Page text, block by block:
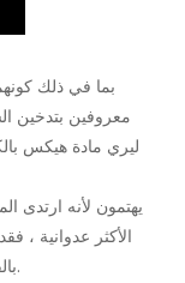
معروفين بتدخين
ليري مادة هيكس
بالفعل في اجتذاب حشد الكلية في حقبة التسعينيات.